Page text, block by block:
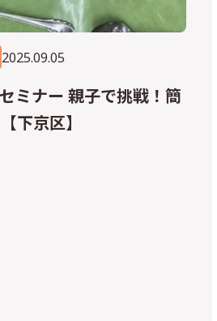
2025.09.05
ミナー 親子で挑戦！簡
下京区】